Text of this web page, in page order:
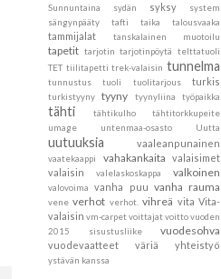
Sunnuntaina sydän syksy
system
sängynpääty
tafti taika talousvaaka
tammijalat tanskalainen muotoilu
tapetit tarjotin tarjotinpöytä
telttatuoli
TET tiilitapetti trek-valaisin tunnelma
tunnustus tuoli tuolitarjous turkis
turkistyyny tyyny tyynyliina työpaikka
tähti tähtikulho
tähtitorkkupeite
umage
untenmaa-osasto Uutta
uutuuksia vaaleanpunainen
vaatekaappi vahakankaita
valaisimet
valaisin
valelaskoskappa valkoinen
valovoima vanha puu vanha rauma
vene verhot verhot. vihreä vita Vita-
valaisin vm-carpetvoittajatvoittovuoden
2015 sisustusliike
vuodesohva
vuodevaatteet väriä yhteistyö
ystävän kanssa